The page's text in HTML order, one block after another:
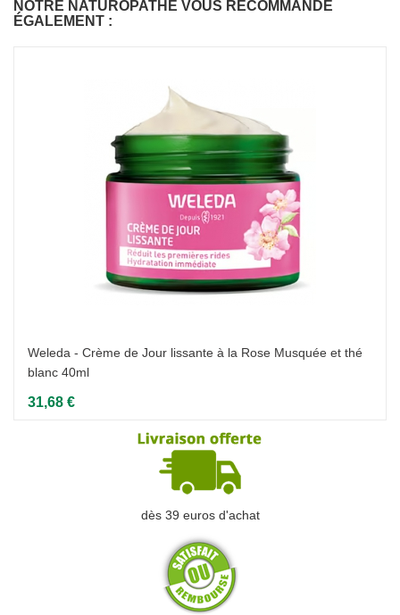
NOTRE NATUROPATHE VOUS RECOMMANDE
ÉGALEMENT :
Weleda - Crème de Jour lissante à la Rose Musquée et thé
blanc 40ml
31,68 €
dès 39 euros d'achat